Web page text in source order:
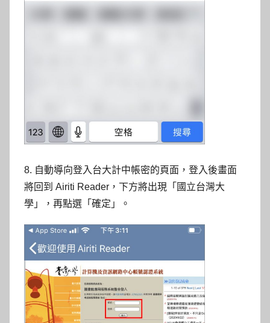
8. 自動導向登入台大計中帳密的頁面，登入後畫面
將回到 Airiti Reader，下方將出現「國立台灣大
學」，再點選「確定」。